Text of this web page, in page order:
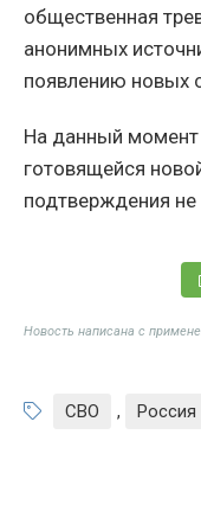
общественная
анонимных
появлению новых
На данный
готовящейся
подтверждения
Новость написана с
СВО , Россия